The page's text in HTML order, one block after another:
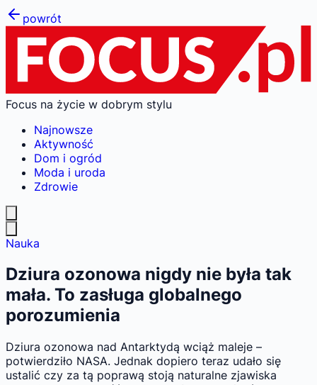
powrót
Focus na życie w dobrym stylu
Najnowsze
Aktywność
Dom i ogród
Moda i uroda
Zdrowie
Nauka
Dziura ozonowa nigdy nie była tak
mała. To zasługa globalnego
porozumienia
Dziura ozonowa nad Antarktydą wciąż maleje –
potwierdziło NASA. Jednak dopiero teraz udało się
ustalić czy za tą poprawą stoją naturalne zjawiska